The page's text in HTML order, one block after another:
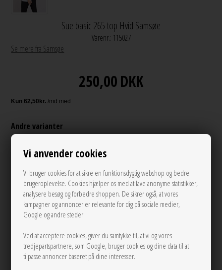
Vi anvender cookies
Vi bruger cookies for at sikre en funktionsdygtig webshop og bedre
brugeroplevelse. Cookies hjælper os med at lave anonyme statistikker,
analysere besøg og forbedre shoppen. De sikrer også, at vores
kampagner og annoncer er relevante for dig på sociale medier,
Google og andre steder.
Ved at acceptere cookies, giver du samtykke til, at vi og vores
tredjepartspartnere, som Google, bruger cookies og dine data til at
tilpasse annoncer baseret på dine interesser.
Sue basic 265 top Hvid Samsøe
Varenr.: 115027
Se mere fra Samsøe
250,00DKK
Andre varianter
S/M
LÆG I KURVEN